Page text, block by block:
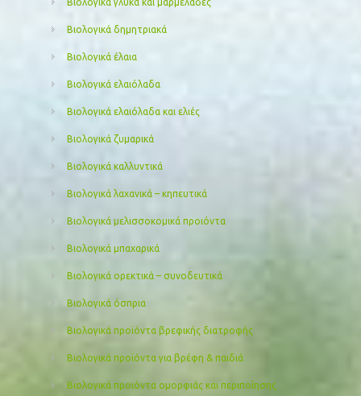
Βιολογικά δημητριακά
Βιολογικά έλαια
Βιολογικά ελαιόλαδα
Βιολογικά ελαιόλαδα και ελιές
Βιολογικά ζυμαρικά
Βιολογικά καλλυντικά
Βιολογικά λαχανικά – κηπευτικά
Βιολογικά μελισσοκομικά προιόντα
Βιολογικά μπαχαρικά
Βιολογικά ορεκτικά – συνοδευτικά
Βιολογικά όσπρια
Βιολογικά προϊόντα βρεφικής διατροφής
Βιολογικά προϊόντα για βρέφη & παιδιά
Βιολογικά προιόντα ομορφιάς και περιποίησης